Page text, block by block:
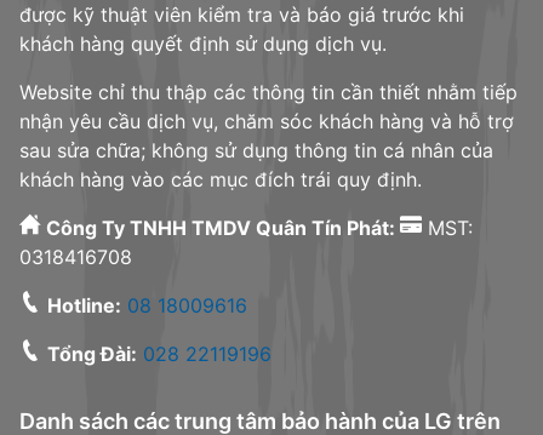
được kỹ thuật viên kiểm tra và báo giá trước khi
khách hàng quyết định sử dụng dịch vụ.
Website chỉ thu thập các thông tin cần thiết nhằm tiếp
nhận yêu cầu dịch vụ, chăm sóc khách hàng và hỗ trợ
sau sửa chữa; không sử dụng thông tin cá nhân của
khách hàng vào các mục đích trái quy định.
Công Ty TNHH TMDV Quân Tín Phát:
MST:
0318416708
Hotline: 08 18009616
Tổng Đài: 028 22119196
Danh sách các trung tâm bảo hành của LG trên